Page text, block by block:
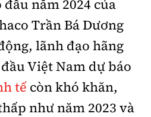
dựng
Hồng Nga
Nguyễn Tiến Mạnh
cấp ngày 22/4/2025
dựng
năm 2024 của
Trần Bá Dương
lãnh đạo hãng
Việt Nam dự báo
tếcòn khó khăn,
như năm 2023 và